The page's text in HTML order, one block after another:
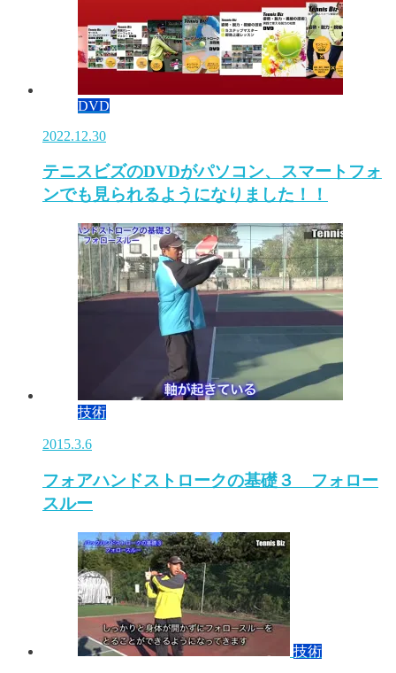
DVD
2022.12.30
テニスビズのDVDがパソコン、スマートフォ
ンでも見られるようになりました！！
技術
2015.3.6
フォアハンドストロークの基礎３ フォロー
スルー
技術